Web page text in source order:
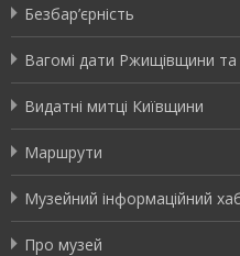
Безбар’єрність
Вагомі дати Ржищівщини
Видатні митці Київщини
Маршрути
Музейний інформаційний
Про музей